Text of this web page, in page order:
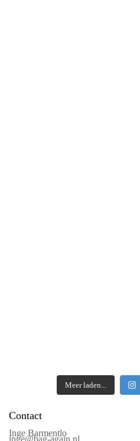
Meer laden...
Contact
Inge Barmentlo
inge@bag-again.nl